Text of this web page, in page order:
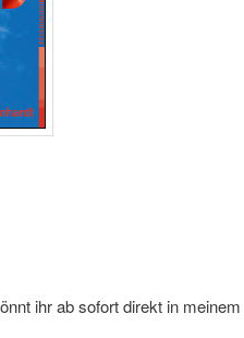
ihr ab sofort direkt in meinem